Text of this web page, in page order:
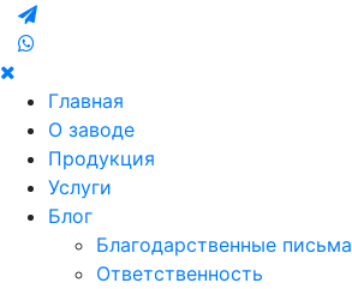
Главная
О заводе
Продукция
Услуги
Блог
Благодарственные письма
Ответственность